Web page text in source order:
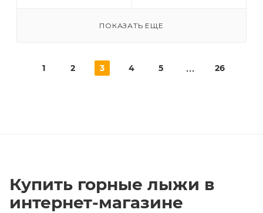
ПОКАЗАТЬ ЕЩЕ
1 2 3 4 5 26
Купить горные лыжи в
интернет-магазине